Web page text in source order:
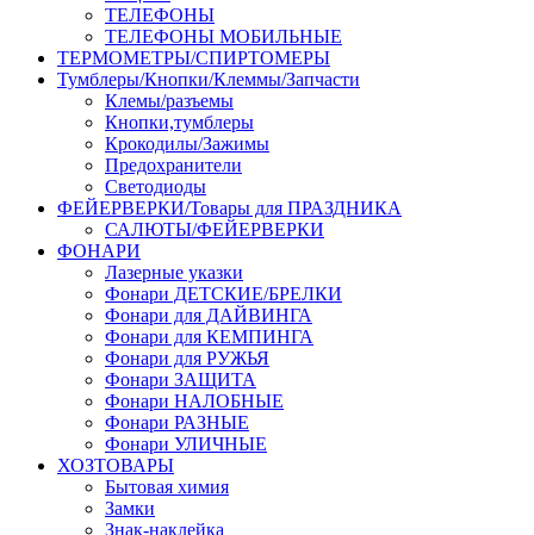
ТЕЛЕФОНЫ
ТЕЛЕФОНЫ МОБИЛЬНЫЕ
ТЕРМОМЕТРЫ/СПИРТОМЕРЫ
Тумблеры/Кнопки/Клеммы/Запчасти
Клемы/разъемы
Кнопки,тумблеры
Крокодилы/Зажимы
Предохранители
Светодиоды
ФЕЙЕРВЕРКИ/Товары для ПРАЗДНИКА
САЛЮТЫ/ФЕЙЕРВЕРКИ
ФОНАРИ
Лазерные указки
Фонари ДЕТСКИЕ/БРЕЛКИ
Фонари для ДАЙВИНГА
Фонари для КЕМПИНГА
Фонари для РУЖЬЯ
Фонари ЗАЩИТА
Фонари НАЛОБНЫЕ
Фонари РАЗНЫЕ
Фонари УЛИЧНЫЕ
ХОЗТОВАРЫ
Бытовая химия
Замки
Знак-наклейка